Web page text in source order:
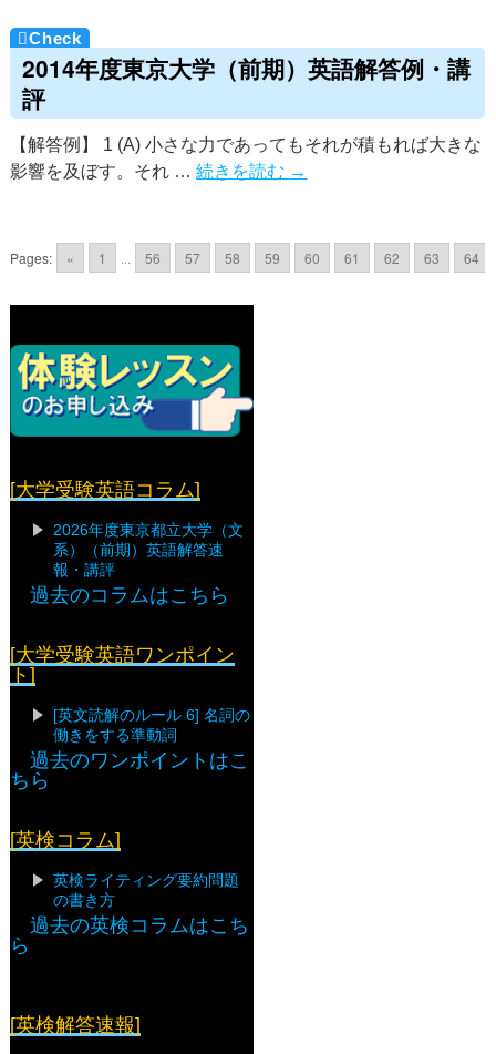
2014年度東京大学（前期）英語解答例・講
評
【解答例】 1 (A) 小さな力であってもそれが積もれば大きな
影響を及ぼす。それ …続きを読む →
Pages: « 1 56 57 58 59 60 61 62 63 64
[大学受験英語コラム]
2026年度東京都立大学（文
系）（前期）英語解答速
報・講評
過去のコラムはこちら
[大学受験英語ワンポイン
ト]
[英文読解のルール 6] 名詞の
働きをする準動詞
過去のワンポイントはこ
ちら
[英検コラム]
英検ライティング要約問題
の書き方
過去の英検コラムはこち
ら
[英検解答速報]